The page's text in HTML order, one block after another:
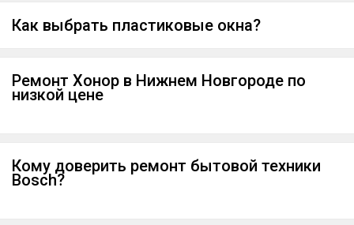
Как выбрать пластиковые окна?
Ремонт Хонор в Нижнем Новгороде по
низкой цене
Кому доверить ремонт бытовой техники
Bosch?